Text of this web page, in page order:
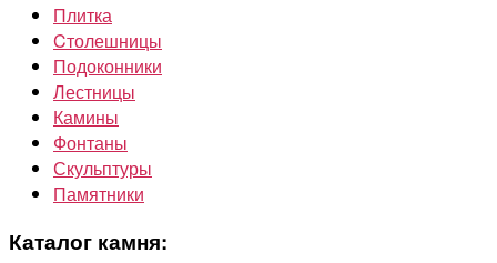
Плитка
Cтолешницы
Подоконники
Лестницы
Камины
Фонтаны
Скульптуры
Памятники
Каталог камня: